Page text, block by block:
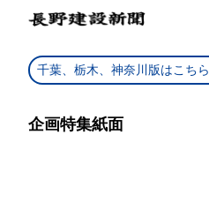
千葉、栃木、神奈川版はこちら
企画特集紙面